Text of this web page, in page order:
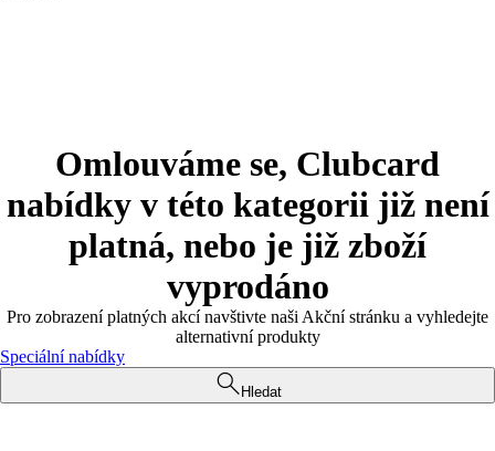
Omlouváme se, Clubcard
nabídky v této kategorii již není
platná, nebo je již zboží
vyprodáno
Pro zobrazení platných akcí navštivte naši Akční stránku a vyhledejte
alternativní produkty
Speciální nabídky
Hledat